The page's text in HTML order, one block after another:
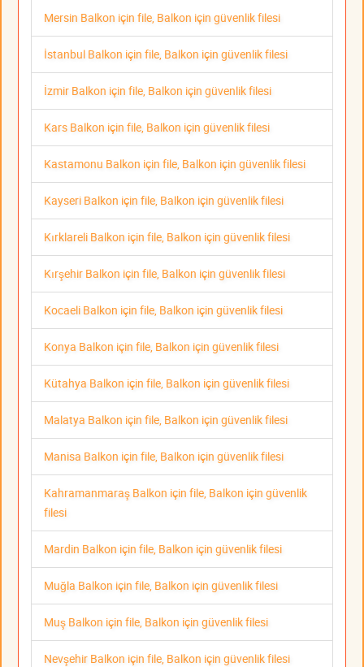
Mersin Balkon için file, Balkon için güvenlik filesi
İstanbul Balkon için file, Balkon için güvenlik filesi
İzmir Balkon için file, Balkon için güvenlik filesi
Kars Balkon için file, Balkon için güvenlik filesi
Kastamonu Balkon için file, Balkon için güvenlik filesi
Kayseri Balkon için file, Balkon için güvenlik filesi
Kırklareli Balkon için file, Balkon için güvenlik filesi
Kırşehir Balkon için file, Balkon için güvenlik filesi
Kocaeli Balkon için file, Balkon için güvenlik filesi
Konya Balkon için file, Balkon için güvenlik filesi
Kütahya Balkon için file, Balkon için güvenlik filesi
Malatya Balkon için file, Balkon için güvenlik filesi
Manisa Balkon için file, Balkon için güvenlik filesi
Kahramanmaraş Balkon için file, Balkon için güvenlik
filesi
Mardin Balkon için file, Balkon için güvenlik filesi
Muğla Balkon için file, Balkon için güvenlik filesi
Muş Balkon için file, Balkon için güvenlik filesi
Nevşehir Balkon için file, Balkon için güvenlik filesi